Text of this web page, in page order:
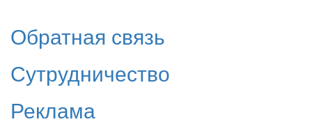
Обратная связь
Сутрудничество
Реклама